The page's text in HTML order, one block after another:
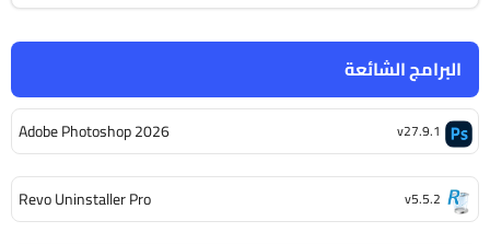
البرامج الشائعة
Adobe Photoshop 2026 v27.9.1
Revo Uninstaller Pro v5.5.2